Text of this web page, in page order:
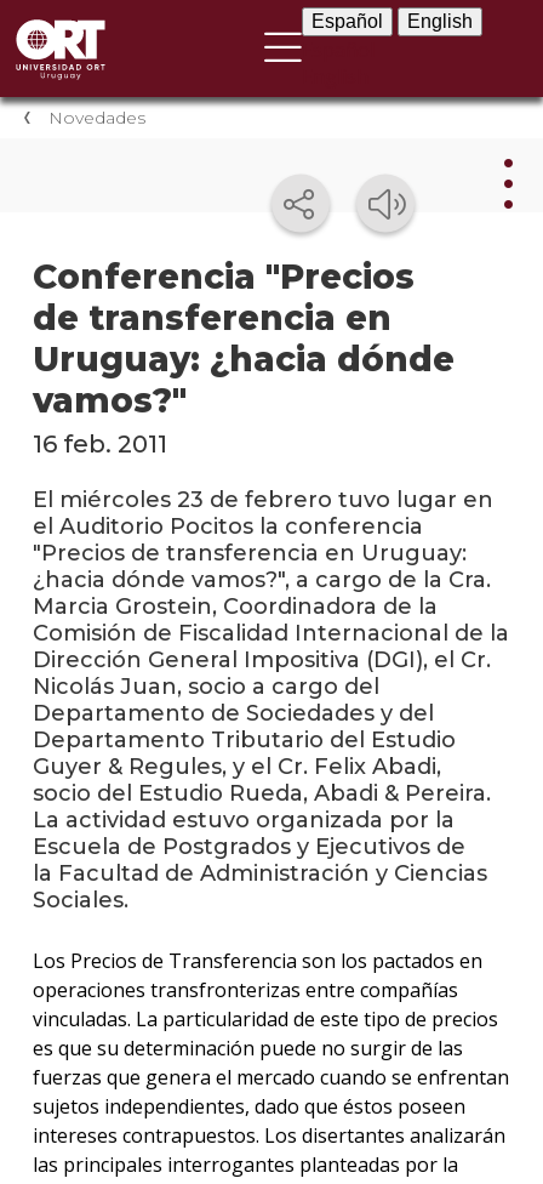
Español English
Novedades
Conferencia "Precios
de transferencia en
Uruguay: ¿hacia dónde
vamos?"
en
los
Blog
16 feb. 2011
El miércoles 23 de febrero tuvo lugar en
el Auditorio Pocitos la conferencia
"Precios de transferencia en Uruguay:
¿hacia dónde vamos?", a cargo de la Cra.
Marcia Grostein, Coordinadora de la
Comisión de Fiscalidad Internacional de la
Dirección General Impositiva (DGI), el Cr.
Nicolás Juan, socio a cargo del
Departamento de Sociedades y del
Departamento Tributario del Estudio
Guyer & Regules, y el Cr. Felix Abadi,
socio del Estudio Rueda, Abadi & Pereira.
La actividad estuvo organizada por la
Escuela de Postgrados y Ejecutivos de
la Facultad de Administración y Ciencias
Sociales.
Los Precios de Transferencia son los pactados en
operaciones transfronterizas entre compañías
vinculadas. La particularidad de este tipo de precios
es que su determinación puede no surgir de las
fuerzas que genera el mercado cuando se enfrentan
sujetos independientes, dado que éstos poseen
intereses contrapuestos. Los disertantes analizarán
las principales interrogantes planteadas por la